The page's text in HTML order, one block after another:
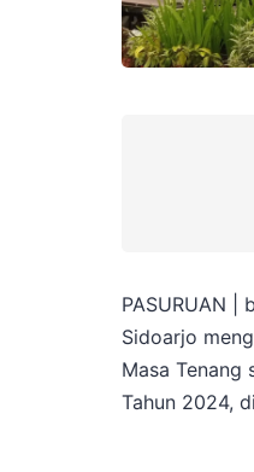
PASURUAN |
Sidoarjo
Masa Tenang
Tahun 2024,